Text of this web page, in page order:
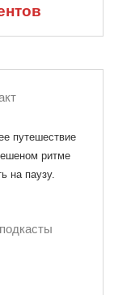
путешествие
ритме
на паузу.